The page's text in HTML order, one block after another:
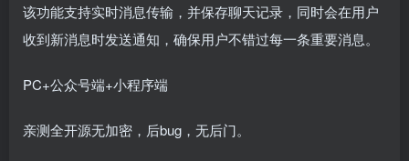
该功能支持实时消息传输，并保存聊天记录，同时会在用户
收到新消息时发送通知，确保用户不错过每一条重要消息。
PC+公众号端+小程序端
亲测全开源无加密，后bug，无后门。